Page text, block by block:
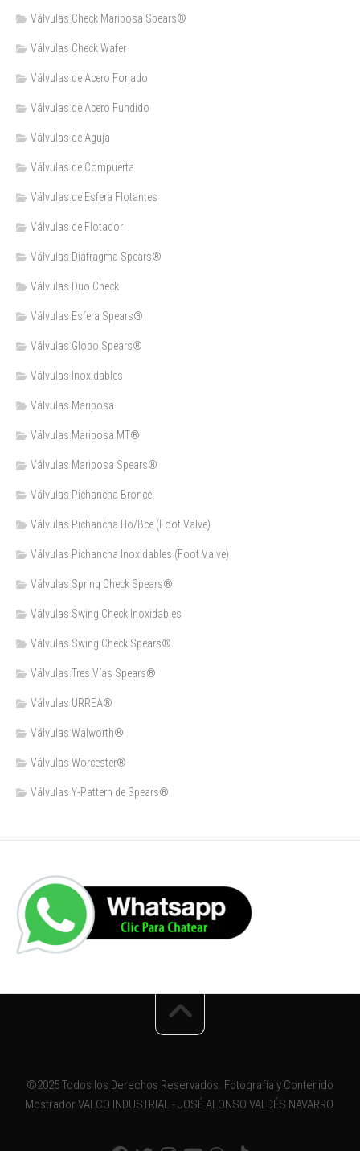
Válvulas Check Mariposa Spears®
Válvulas Check Wafer
Válvulas de Acero Forjado
Válvulas de Acero Fundido
Válvulas de Aguja
Válvulas de Compuerta
Válvulas de Esfera Flotantes
Válvulas de Flotador
Válvulas Diafragma Spears®️
Válvulas Duo Check
Válvulas Esfera Spears®
Válvulas Globo Spears®
Válvulas Inoxidables
Válvulas Mariposa
Válvulas Mariposa MT®
Válvulas Mariposa Spears®
Válvulas Pichancha Bronce
Válvulas Pichancha Ho/Bce (Foot Valve)
Válvulas Pichancha Inoxidables (Foot Valve)
Válvulas Spring Check Spears®
Válvulas Swing Check Inoxidables
Válvulas Swing Check Spears®
Válvulas Tres Vías Spears®
Válvulas URREA®
Válvulas Walworth®
Válvulas Worcester®
Válvulas Y-Pattern de Spears®️
©2025 Todos los Derechos Reservados. Fotografía y Contenido
Mostrador VALCO INDUSTRIAL - JOSÉ ALONSO VALDÉS NAVARRO.